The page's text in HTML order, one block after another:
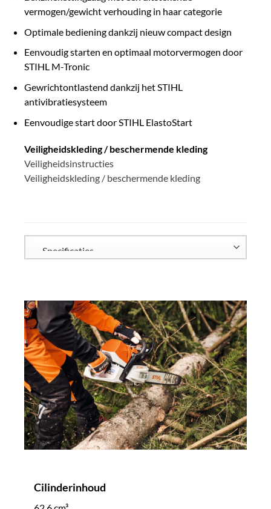
vermogen/gewicht verhouding in haar categorie
Optimale bediening dankzij nieuw compact design
Eenvoudig starten en optimaal motorvermogen door
STIHL M-Tronic
Gewrichtontlastend dankzij het STIHL
antivibratiesysteem
Eenvoudige start door STIHL ElastoStart
Veiligheidskleding / beschermende kleding
Veiligheidsinstructies
Veiligheidskleding / beschermende kleding
Cilinderinhoud